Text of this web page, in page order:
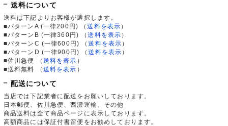
送料について
送料は下記よりお客様が選択します。
■パターンA (一律200円)
（送料を表示 ）
■パターンB (一律360円)
（送料を表示 ）
■パターンC (一律600円)
（送料を表示 ）
■パターンD (一律900円)
（送料を表示 ）
■佐川急便
（ 送料を表示 ）
■送料無料
（ 送料を表示 ）
配送について
当店では下記業者に配送をお願いしております。
日本郵便、佐川急便、西濃運輸、その他
商品送料は全て商品ページに表示しております。
高額商品には保証付書留便をお勧めしております。